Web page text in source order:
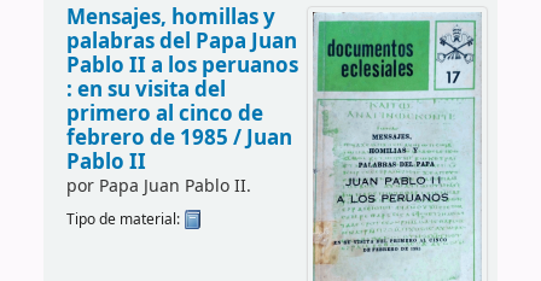
Mensajes, homillas y
palabras del Papa Juan
Pablo II a los peruanos
: en su visita del
primero al cinco de
febrero de 1985 /Juan
Pablo II
por Papa Juan Pablo II.
Tipo de material: